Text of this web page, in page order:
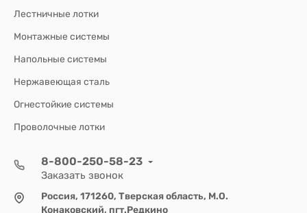
Лестничные лотки
Монтажные системы
Напольные системы
Нержавеющая сталь
Огнестойкие системы
Проволочные лотки
8-800-250-58-23
Заказать звонок
Россия, 171260, Тверская область, М.О.
Конаковский, пгт.Редкино